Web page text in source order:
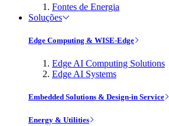
Fontes de Energia
Soluções
Edge Computing & WISE-Edge
Edge AI Computing Solutions
Edge AI Systems
Embedded Solutions & Design-in Service
Energy & Utilities